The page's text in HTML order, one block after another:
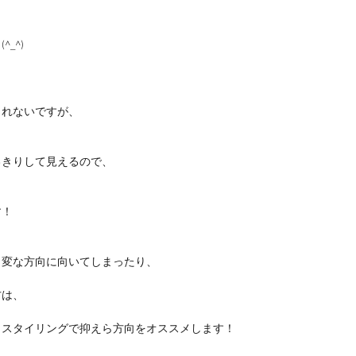
ないですが、
りして見えるので、
な方向に向いてしまったり、
、
タイリングで抑えら方向をオススメします！